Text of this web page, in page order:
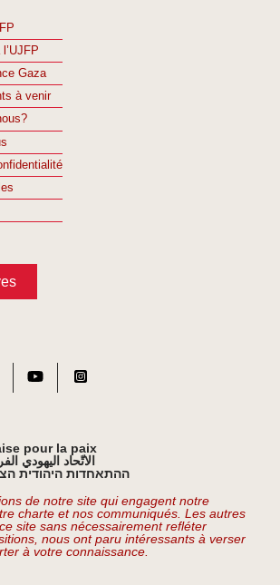
Gaza
à venir
pour la paix
الاتّحاد اليهودي
ההתאחדות היהודית
de notre site qui engagent notre
charte et nos communiqués. Les autres
site sans nécessairement refléter
nous ont paru intéressants à verser
à votre connaissance.